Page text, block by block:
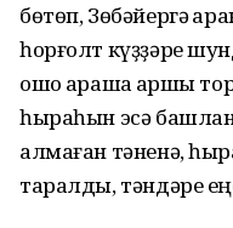
бөтөп, Зөбәйергә
һорғолт күҙҙәре
ошо ҡарашҡа ҡаршы
һыраһын эсә
алмаған тәненә,
таралды, тәндәре